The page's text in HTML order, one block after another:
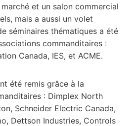
et un salon commercial
mais a aussi un volet
séminaires thématiques a été
commanditaires :
Canada, IES, et ACME.
été remis grâce à la
: Dimplex North
Schneider Electric Canada,
Dettson Industries, Controls